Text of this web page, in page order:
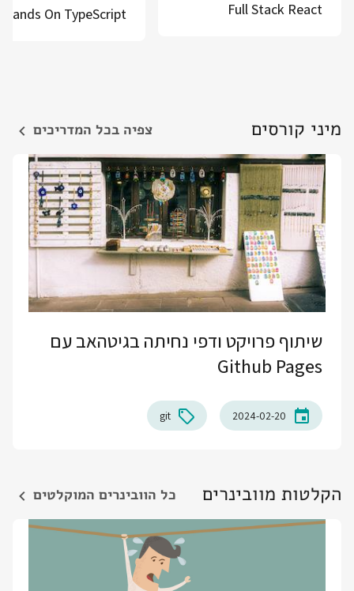
Full Stack React
Hands On TypeScript
מיני קורסים צפיה בכל המדריכים
שיתוף פרויקט ודפי נחיתה בגיטהאב עם
Github Pages
2024-02-20
git
הקלטות מוובינרים כל הוובינרים המוקלטים